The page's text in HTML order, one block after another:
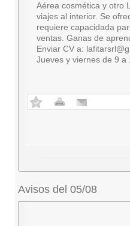
Aérea cosmética y otro
viajes al interior. Se
requiere capacidada
ventas. Ganas de
Enviar CV a:
Jueves y viernes de 9 a
Avisos del 05/08